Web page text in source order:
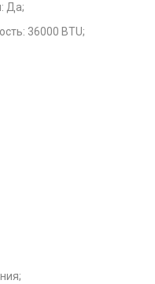
Да;
36000 BTU;